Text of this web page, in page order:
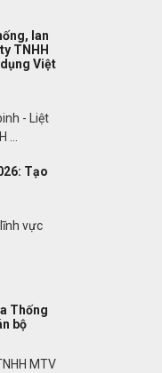
lan
TNHH
Việt
- Liệt
Tạo
vực
Thống
bộ
MTV